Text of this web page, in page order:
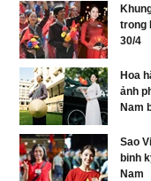
trong
30/4
Hoa
ảnh
Nam
Sao
binh
Nam